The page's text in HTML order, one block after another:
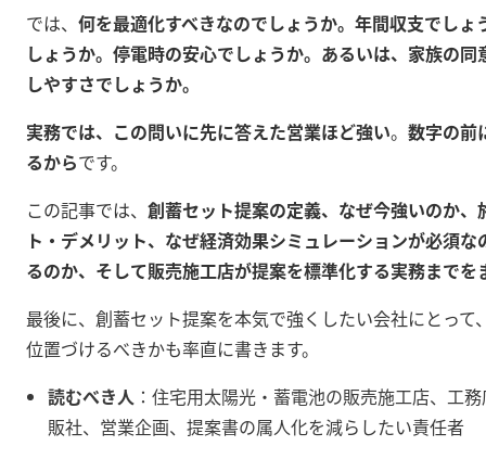
では、 何を最適化すべきなのでしょうか。年間収支でしょ
しょうか。停電時の安心でしょうか。あるいは、家族の
しやすさでしょうか。
実務では、この問いに先に答えた営業ほど強い。 数字の前
るからです。
この記事では、 創蓄セット提案の定義、なぜ今強いのか
ト・デメリット、なぜ経済効果シミュレーションが必須
るのか、そして販売施工店が提案を標準化する実務までを
最後に、創蓄セット提案を本気で強くしたい会社にとって
位置づけるべきかも率直に書きます。
読むべき人 ：住宅用太陽光・蓄電池の販売施工店、工
販社、営業企画、提案書の属人化を減らしたい責任者